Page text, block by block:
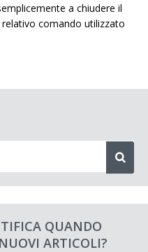
a chiudere il
comando utilizzato
QUANDO
ARTICOLI?